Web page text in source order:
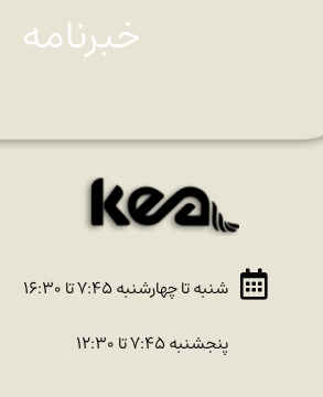
خبرنامه
شنبه تا چهارشنبه ۷:۴۵ تا ۱۶:۳۰
پنجشنبه ۷:۴۵ تا ۱۲:۳۰